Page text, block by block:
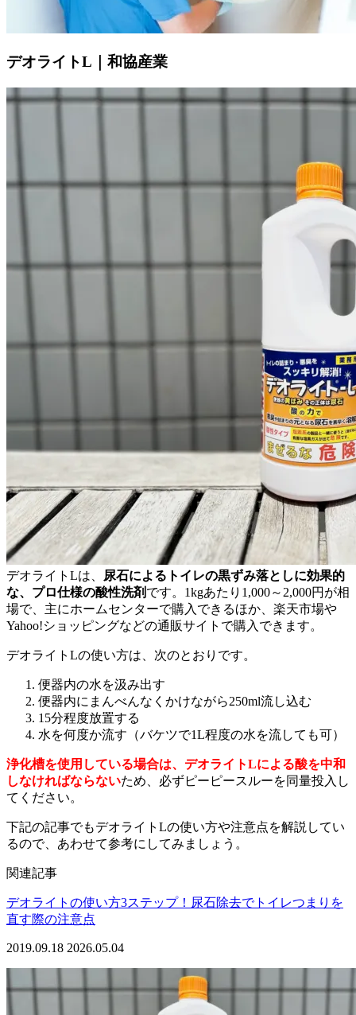
デオライトL｜和協産業
デオライトLは、
尿石によるトイレの黒ずみ落としに効果的
な、プロ仕様の酸性洗剤 です。1kgあたり1,000～2,000円が相
場で、主にホームセンターで購入できるほか、楽天市場や
Yahoo!ショッピングなどの通販サイトで購入できます。
デオライトLの使い方は、次のとおりです。
便器内の水を汲み出す
便器内にまんべんなくかけながら250ml流し込む
15分程度放置する
水を何度か流す（バケツで1L程度の水を流しても可）
浄化槽を使用している場合は、デオライトLによる酸を中和
しなければならないため、必ずピーピースルーを同量投入し
てください。
下記の記事でもデオライトLの使い方や注意点を解説してい
るので、あわせて参考にしてみましょう。
関連記事
デオライトの使い方3ステップ！尿石除去でトイレつまりを
直す際の注意点
2019.09.18 2026.05.04